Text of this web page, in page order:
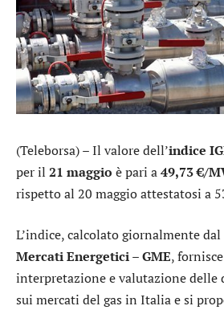
(Teleborsa) – Il valore dell’indice
per il 21 maggio è pari a49,73 €/
rispetto al 20 maggio attestatosi a
L’indice, calcolato giornalmente dal
Mercati Energetici – GME,
interpretazione e valutazione delle
sui mercati del gas in Italia e si